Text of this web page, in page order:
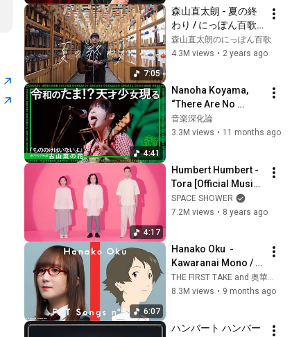
7:05
森山直太朗 - 夏の終
わり / にっぽん百歌
【川越氷川神社】
森山直太朗のにっぽん百歌
4.3M views • 2 years ago
4:41
Nanoha Koyama,
“There Are No
Mononoke” (Live-
Full Ver. @ Solo
SHINKARON )
音楽深化論
3.3M views • 11 months ago
4:17
Humbert Humbert -
Tora [Official Music
Video]
SPACE SHOWER
7.2M views • 8 years ago
6:07
Hanako Oku  -
Kawaranai Mono /
THE FIRST TAKE
THE FIRST TAKE and 奥華子 Official YouTube Channel
8.3M views • 9 months ago
ハンバート ハンバー